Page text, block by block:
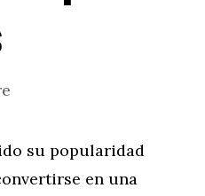
su popularidad
en una